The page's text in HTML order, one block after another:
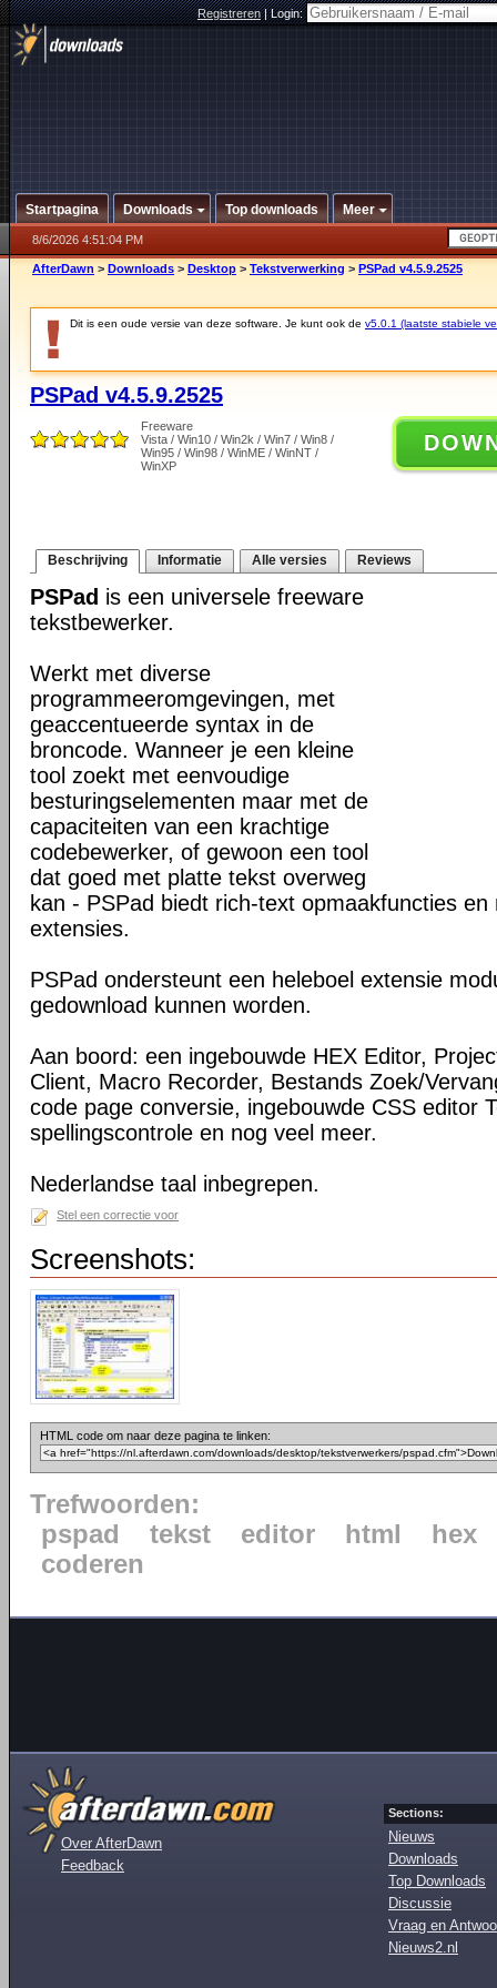
Registreren|Login:
Startpagina Downloads Top downloads Meer
8/6/2026 4:51:04 PM
AfterDawn > Downloads > Desktop > Tekstverwerking > PSPad v4.5.9.2525
Dit is een oude versie van deze software. Je kunt ook de v5.0.1 (laatste stabiele
PSPad v4.5.9.2525
Freeware
Vista / Win10 / Win2k / Win7 / Win8 /
Win95 / Win98 / WinME / WinNT /
WinXP
Beschrijving Informatie Alle versies Reviews
PSPad is een universele freeware
tekstbewerker.
Werkt met diverse
programmeeromgevingen, met
geaccentueerde syntax in de
broncode. Wanneer je een kleine
tool zoekt met eenvoudige
besturingselementen maar met de
capaciteiten van een krachtige
codebewerker, of gewoon een tool
dat goed met platte tekst overweg
kan - PSPad biedt rich-text opmaakfuncties en
extensies.
PSPad ondersteunt een heleboel extensie
gedownload kunnen worden.
Aan boord: een ingebouwde HEX Editor,
Client, Macro Recorder, Bestands Zoek/
code page conversie, ingebouwde CSS editor
spellingscontrole en nog veel meer.
Nederlandse taal inbegrepen.
Stel een correctie voor
Screenshots:
HTML code om naar deze pagina te linken:
Trefwoorden:
pspad
tekst editor html
hex
coderen
Over AfterDawn
Feedback
Sections:
Nieuws
Downloads
Top Downloads
Discussie
Vraag en
Nieuws2.nl